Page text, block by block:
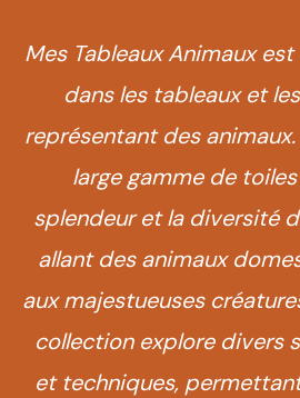
Mes Tableaux Animaux
dans les tableaux et
représentant des
large gamme de
splendeur et la diversité
allant des animaux
aux majestueuses
collection explore divers
et techniques,